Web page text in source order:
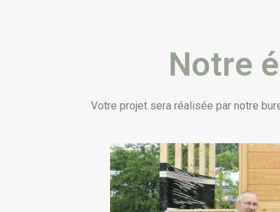
Notre
Votre projet sera réalisée par notre